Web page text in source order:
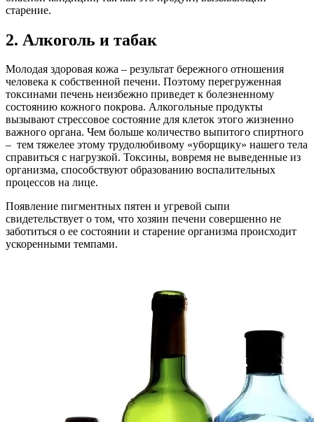
старение.
2. Алкоголь и табак
Молодая здоровая кожа – результат бережного отношения
человека к собственной печени. Поэтому перегруженная
токсинами печень неизбежно приведет к болезненному
состоянию кожного покрова. Алкогольные продукты
вызывают стрессовое состояние для клеток этого жизненно
важного органа. Чем больше количество выпитого спиртного
– тем тяжелее этому трудолюбивому «уборщику» нашего тела
справиться с нагрузкой. Токсины, вовремя не выведенные из
организма, способствуют образованию воспалительных
процессов на лице.
Появление пигментных пятен и угревой сыпи
свидетельствует о том, что хозяин печени совершенно не
заботиться о ее состоянии и старение организма происходит
ускоренными темпами.